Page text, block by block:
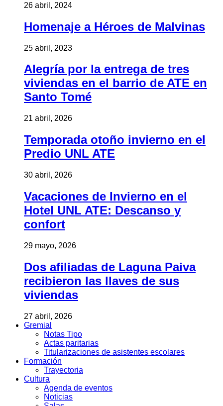
26 abril, 2024
Homenaje a Héroes de Malvinas
25 abril, 2023
Alegría por la entrega de tres
viviendas en el barrio de ATE en
Santo Tomé
21 abril, 2026
Temporada otoño invierno en el
Predio UNL ATE
30 abril, 2026
Vacaciones de Invierno en el
Hotel UNL ATE: Descanso y
confort
29 mayo, 2026
Dos afiliadas de Laguna Paiva
recibieron las llaves de sus
viviendas
27 abril, 2026
Gremial
Notas Tipo
Actas paritarias
Titularizaciones de asistentes escolares
Formación
Trayectoria
Cultura
Agenda de eventos
Noticias